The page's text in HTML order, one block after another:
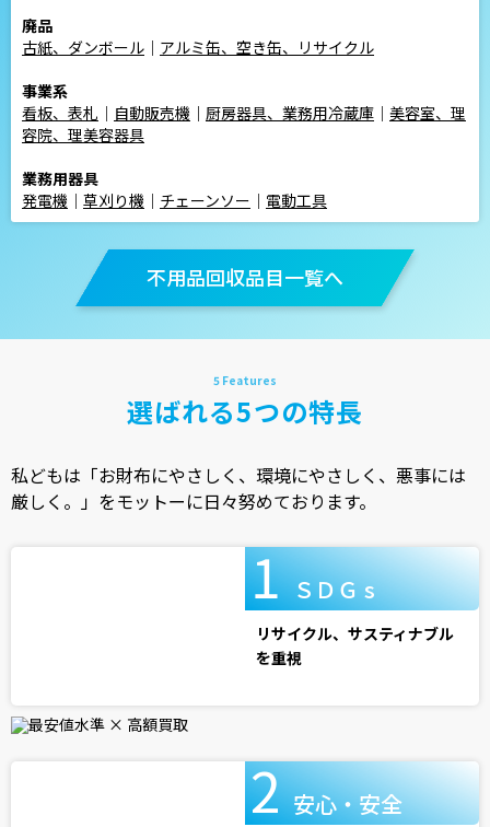
廃品
古紙、ダンボール ｜ アルミ缶、空き缶、リサイクル
事業系
看板、表札 ｜ 自動販売機 ｜ 厨房器具、業務用冷蔵庫 ｜ 美容室、理
容院、理美容器具
業務用器具
発電機 ｜ 草刈り機 ｜ チェーンソー ｜ 電動工具
不用品回収品目一覧へ
選ばれる5つの特長
私どもは「お財布にやさしく、環境にやさしく、悪事には
厳しく。」をモットーに日々努めております。
ＳＤＧ s
リサイクル、サスティナブル
を重視
安心・安全